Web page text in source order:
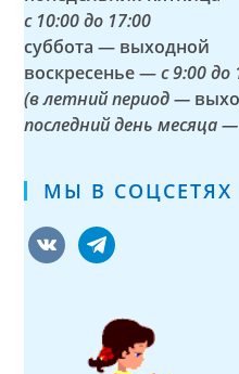
с 10:00 до 17:00
суббота — выходной
воскресенье —с 9:00 до
(в летний период —
последний день месяца
МЫ В СОЦСЕТЯХ
vkontaktetelegram